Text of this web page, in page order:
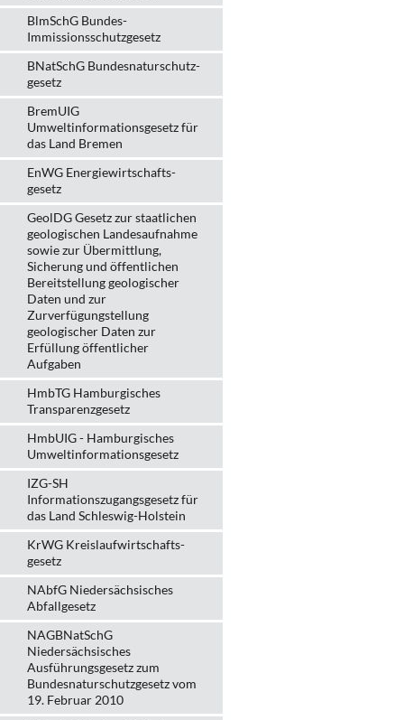
BlmSchG Bundes-
Immissionsschutz­gesetz
BNatSchG Bundesnaturschutz-
gesetz
BremUIG
Umweltinformationsgesetz für
das Land Bremen
EnWG Energiewirtschafts-
gesetz
GeolDG Gesetz zur staatlichen
geologischen Landesaufnahme
sowie zur Übermittlung,
Sicherung und öffentlichen
Bereitstellung geologischer
Daten und zur
Zurverfügungstellung
geologischer Daten zur
Erfüllung öffentlicher
Aufgaben
HmbTG Hamburgisches
Transparenzgesetz
HmbUIG - Hamburgisches
Umweltinformationsgesetz
IZG-SH
Informationszugangsgesetz für
das Land Schleswig-Holstein
KrWG Kreislaufwirtschafts­
gesetz
NAbfG Niedersächsisches
Abfallgesetz
NAGBNatSchG
Niedersächsisches
Ausführungsgesetz zum
Bundesnaturschutzgesetz vom
19. Februar 2010